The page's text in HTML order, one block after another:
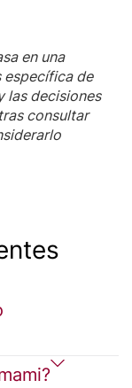
en una
específica de
las decisiones
consultar